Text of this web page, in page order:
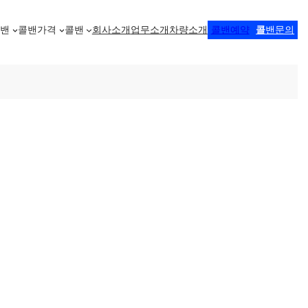
콜밴가격 콜밴 회사소개 업무소개 차량소개 콜밴예약 콜밴문의